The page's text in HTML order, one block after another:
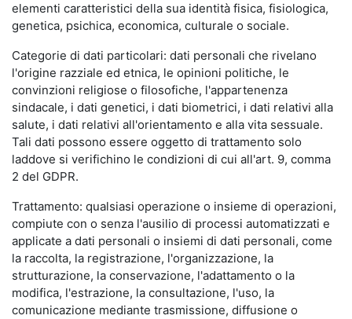
elementi caratteristici della sua identità fisica, fisiologica,
genetica, psichica, economica, culturale o sociale.
Categorie di dati particolari: dati personali che rivelano
l'origine razziale ed etnica, le opinioni politiche, le
convinzioni religiose o filosofiche, l'appartenenza
sindacale, i dati genetici, i dati biometrici, i dati relativi alla
salute, i dati relativi all'orientamento e alla vita sessuale.
Tali dati possono essere oggetto di trattamento solo
laddove si verifichino le condizioni di cui all'art. 9, comma
2 del GDPR.
Trattamento: qualsiasi operazione o insieme di operazioni,
compiute con o senza l'ausilio di processi automatizzati e
applicate a dati personali o insiemi di dati personali, come
la raccolta, la registrazione, l'organizzazione, la
strutturazione, la conservazione, l'adattamento o la
modifica, l'estrazione, la consultazione, l'uso, la
comunicazione mediante trasmissione, diffusione o